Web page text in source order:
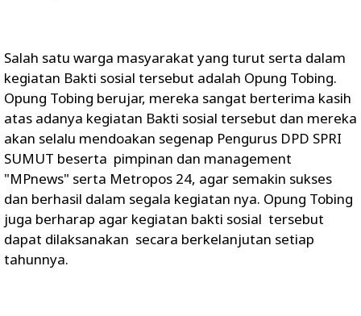
Salah satu warga masyarakat yang turut serta dalam
kegiatan Bakti sosial tersebut adalah Opung Tobing.
Opung Tobing berujar, mereka sangat berterima kasih
atas adanya kegiatan Bakti sosial tersebut dan mereka
akan selalu mendoakan segenap Pengurus DPD SPRI
SUMUT beserta pimpinan dan management
"MPnews" serta Metropos 24, agar semakin sukses
dan berhasil dalam segala kegiatan nya. Opung Tobing
juga berharap agar kegiatan bakti sosial tersebut
dapat dilaksanakan secara berkelanjutan setiap
tahunnya.